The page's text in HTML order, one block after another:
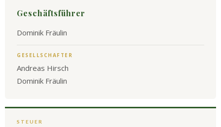
Geschäftsführer
Dominik Fräulin
GESELLSCHAFTER
Andreas Hirsch
Dominik Fräulin
STEUER